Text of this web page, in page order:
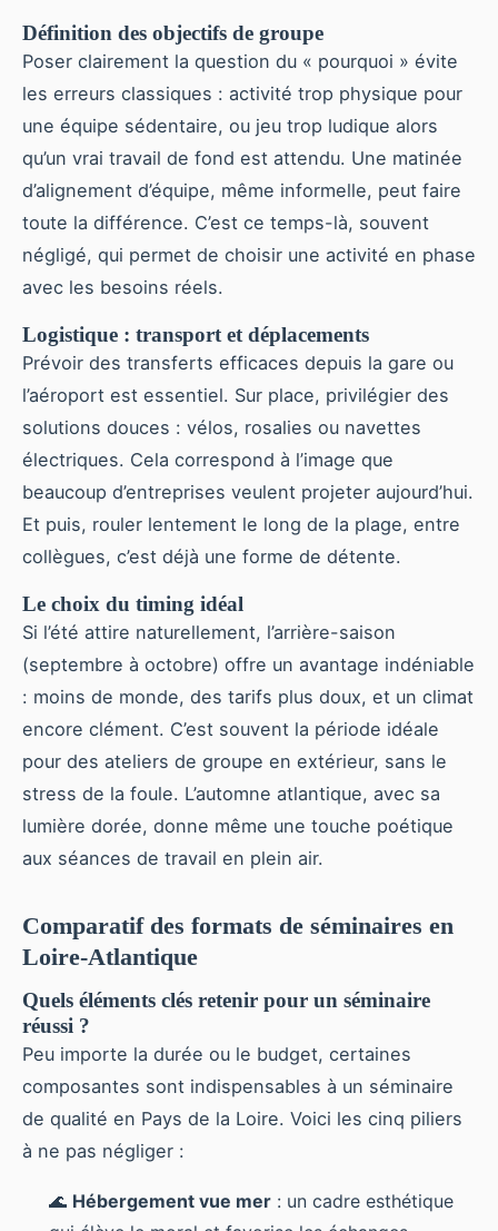
Définition des objectifs de groupe
Poser clairement la question du « pourquoi » évite
les erreurs classiques : activité trop physique pour
une équipe sédentaire, ou jeu trop ludique alors
qu’un vrai travail de fond est attendu. Une matinée
d’alignement d’équipe, même informelle, peut faire
toute la différence. C’est ce temps-là, souvent
négligé, qui permet de choisir une activité en phase
avec les besoins réels.
Logistique : transport et déplacements
Prévoir des transferts efficaces depuis la gare ou
l’aéroport est essentiel. Sur place, privilégier des
solutions douces : vélos, rosalies ou navettes
électriques. Cela correspond à l’image que
beaucoup d’entreprises veulent projeter aujourd’hui.
Et puis, rouler lentement le long de la plage, entre
collègues, c’est déjà une forme de détente.
Le choix du timing idéal
Si l’été attire naturellement, l’arrière-saison
(septembre à octobre) offre un avantage indéniable
: moins de monde, des tarifs plus doux, et un climat
encore clément. C’est souvent la période idéale
pour des ateliers de groupe en extérieur, sans le
stress de la foule. L’automne atlantique, avec sa
lumière dorée, donne même une touche poétique
aux séances de travail en plein air.
Comparatif des formats de séminaires en
Loire-Atlantique
Quels éléments clés retenir pour un séminaire
réussi ?
Peu importe la durée ou le budget, certaines
composantes sont indispensables à un séminaire
de qualité en Pays de la Loire. Voici les cinq piliers
à ne pas négliger :
🌊 Hébergement vue mer : un cadre esthétique